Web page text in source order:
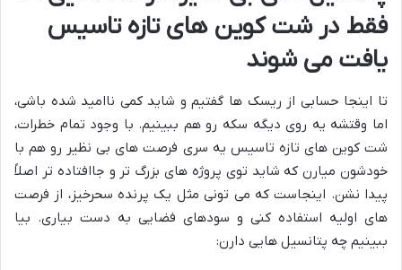
فقط در شت کوین های تازه تاسیس
یافت می شوند
تا اینجا حسابی از ریسک ها گفتیم و شاید کمی ناامید شده باشی،
اما وقتشه یه روی دیگه سکه رو هم ببینیم. با وجود تمام خطرات،
شت کوین های تازه تاسیس یه سری فرصت های بی نظیر رو هم با
خودشون میارن که شاید توی پروژه های بزرگ تر و جاافتاده تر اصلاً
پیدا نشن. اینجاست که می تونی مثل یک پرنده سحرخیز، از فرصت
های اولیه استفاده کنی و سودهای فضایی به دست بیاری. بیا
ببینیم چه پتانسیل هایی دارن: